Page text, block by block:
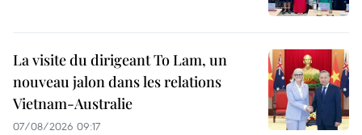
La visite du dirigeant To Lam, un
nouveau jalon dans les relations
Vietnam-Australie
07/08/2026 09:17